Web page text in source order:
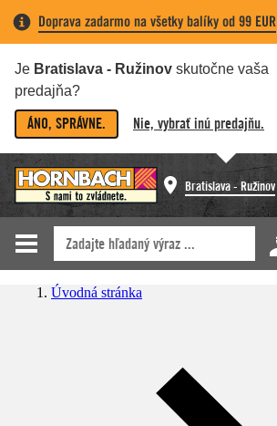
Doprava zadarmo na všetky balíky od 99 EUR
Je Bratislava - Ružinov skutočne vaša
predajňa?
ÁNO, SPRÁVNE. Nie, vybrať inú predajňu.
Bratislava - Ružinov
Úvodná stránka